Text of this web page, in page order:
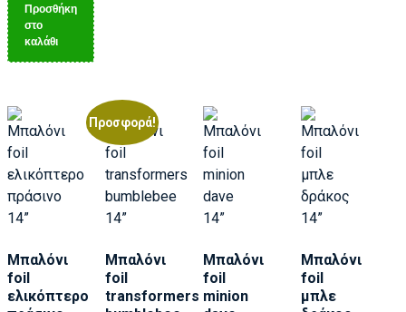
Προσθήκη
στο
καλάθι
Μπαλόνι
foil
ελικόπτερο
Προσφορά!
Μπαλόνι
foil
transformers
Μπαλόνι
foil
minion
Μπαλόνι
foil
μπλε